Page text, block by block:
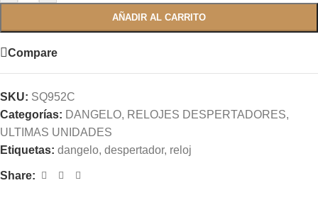
AÑADIR AL CARRITO
Compare
SKU: SQ952C
Categorías: DANGELO, RELOJES DESPERTADORES,
ULTIMAS UNIDADES
Etiquetas: dangelo, despertador, reloj
Share: